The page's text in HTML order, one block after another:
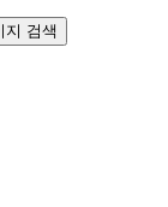
지 검색